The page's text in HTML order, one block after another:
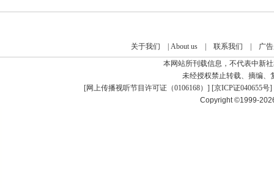
关于我们 About us| 联系我们
广
本网站所刊载信息，不代表中新
未经授权禁止转载、摘编、
[网上传播视听节目许可证（0106168） ] [京ICP证040655号]
Copyright ©1999-